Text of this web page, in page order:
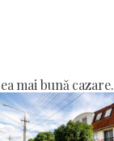
mai bună cazare.